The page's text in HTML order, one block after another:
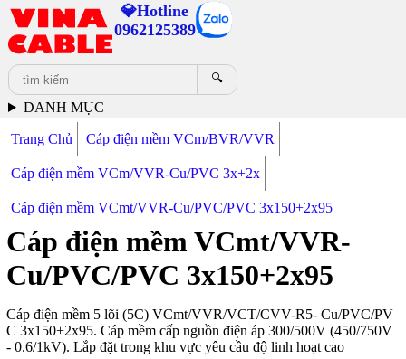
💎Hotline
0962125389
🔍
DANH MỤC
Trang Chủ Cáp điện mềm VCm/BVR/VVR
Cáp điện mềm VCm/VVR-Cu/PVC 3x+2x
Cáp điện mềm VCmt/VVR-Cu/PVC/PVC 3x150+2x95
Cáp điện mềm VCmt/VVR-
Cu/PVC/PVC 3x150+2x95
Cáp điện mềm 5 lõi (5C) VCmt/VVR/VCT/CVV-R5- Cu/PVC/PV
C 3x150+2x95. Cáp mềm cấp nguồn điện áp 300/500V (450/750V
- 0.6/1kV). Lắp đặt trong khu vực yêu cầu độ linh hoạt cao